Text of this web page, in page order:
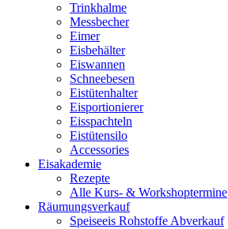
Trinkhalme
Messbecher
Eimer
Eisbehälter
Eiswannen
Schneebesen
Eistütenhalter
Eisportionierer
Eisspachteln
Eistütensilo
Accessories
Eisakademie
Rezepte
Alle Kurs- & Workshoptermine
Räumungsverkauf
Speiseeis Rohstoffe Abverkauf